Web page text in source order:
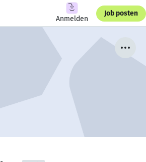
Anmelden
Job posten